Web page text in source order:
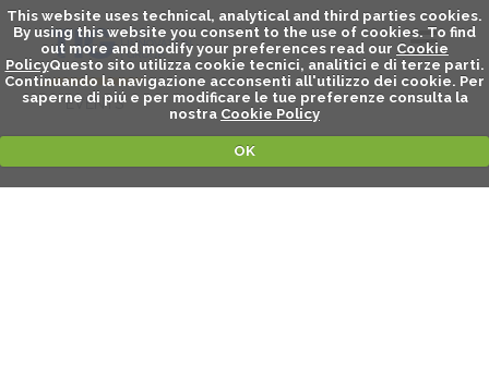
This website uses technical, analytical and third parties cookies.
By using this website you consent to the use of cookies. To find
out more and modify your preferences read our Cookie
PolicyQuesto sito utilizza cookie tecnici, analitici e di terze parti.
Continuando la navigazione acconsenti all'utilizzo dei cookie. Per
saperne di piú e per modificare le tue preferenze consulta la
nostra Cookie Policy
OK
EVENTS